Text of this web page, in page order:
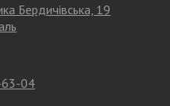
Бердичівська, 19
04